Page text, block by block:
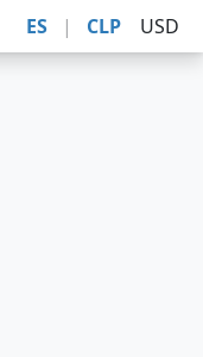
ES | CLP USD